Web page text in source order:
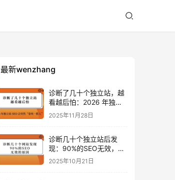
最新wenzhang
诊断了几十个独立站，越
看越后怕：2026 年独立
站 SEO 可能会突然“卷死
一批人”？
2025年11月28日
诊断几十个独立站后发
现：90%的SEO无效，是
因为忽略了这关键一步
2025年10月21日